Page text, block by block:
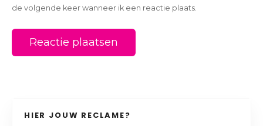
de volgende keer wanneer ik een reactie plaats.
HIER JOUW RECLAME?